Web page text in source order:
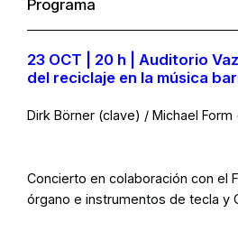
Programa
23 OCT | 20 h | Auditorio
del reciclaje en la música
Dirk Börner (clave) / Michael
Concierto en colaboración con el
órgano e instrumentos de tecla y